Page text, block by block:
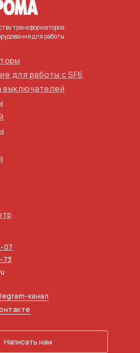
трансформаторов,
для работы
для работы с SF6
выключателей
07
73
канал
Написать нам